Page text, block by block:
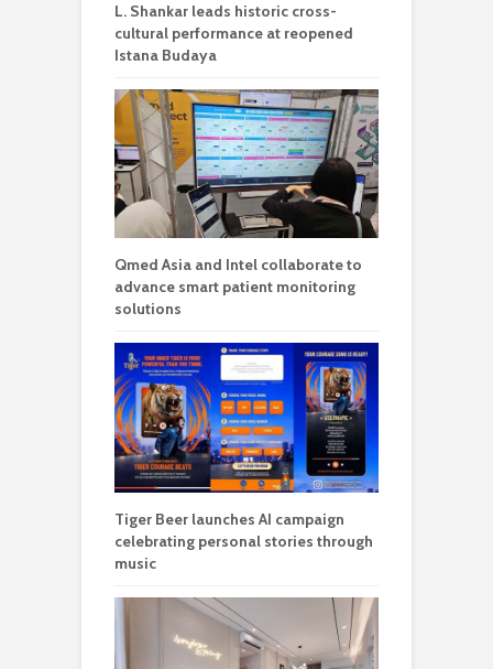
L. Shankar leads historic cross-
cultural performance at reopened
Istana Budaya
Qmed Asia and Intel collaborate to
advance smart patient monitoring
solutions
Tiger Beer launches AI campaign
celebrating personal stories through
music